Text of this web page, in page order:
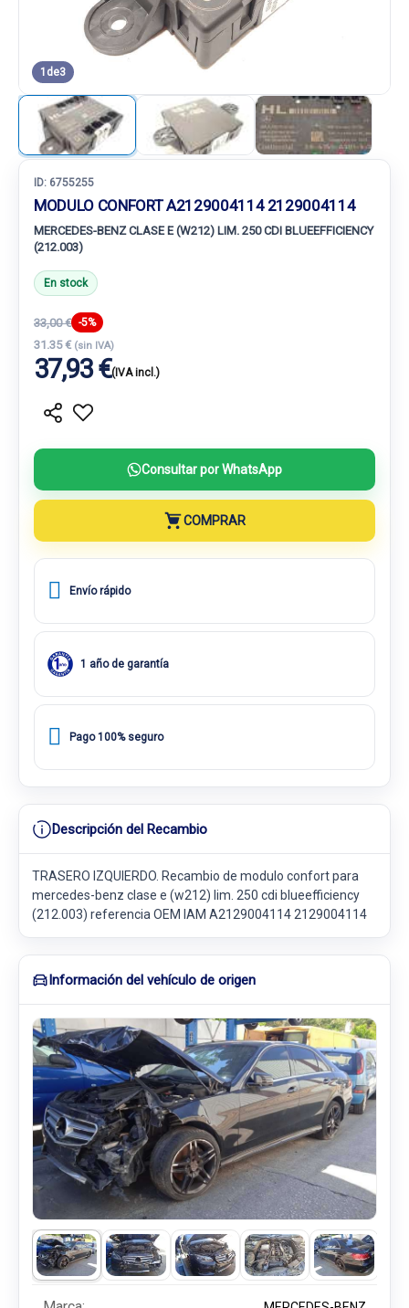
1 de3
ID: 6755255
MODULO CONFORT A2129004114 2129004114
MERCEDES-BENZ CLASE E (W212) LIM. 250 CDI BLUEEFFICIENCY
(212.003)
En stock
33,00 € -5%
31.35 € (sin IVA)
37,93 €(IVA incl.)
Consultar por WhatsApp
COMPRAR
Envío rápido
1 año de garantía
Pago 100% seguro
Descripción del Recambio
TRASERO IZQUIERDO. Recambio de modulo confort para
mercedes-benz clase e (w212) lim. 250 cdi blueefficiency
(212.003) referencia OEM IAM A2129004114 2129004114
Información del vehículo de origen